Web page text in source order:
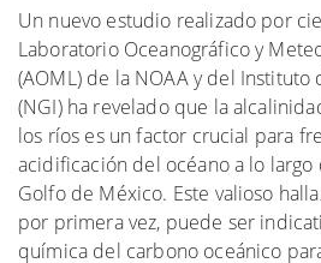
Un nuevo estudio realizado por
Laboratorio Oceanográfico y
(AOML) de la NOAA y del
(NGI) ha revelado que la
los ríos es un factor crucial para
acidificación del océano a lo
Golfo de México. Este valioso
por primera vez, puede ser
química del carbono oceánico